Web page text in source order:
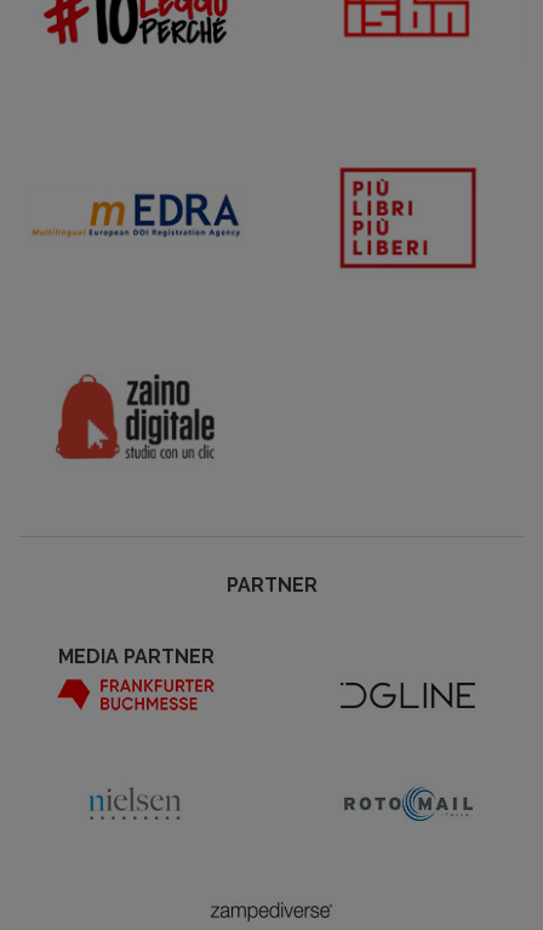
PARTNER
MEDIA PARTNER